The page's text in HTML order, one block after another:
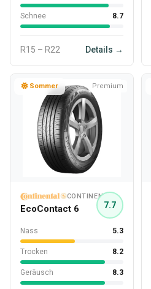
Schnee 8.7
R15 – R22 Details →
Sommer Premium
CONTINENTAL
EcoContact 6 7.7
Nass 5.3
Trocken 8.2
Geräusch 8.3